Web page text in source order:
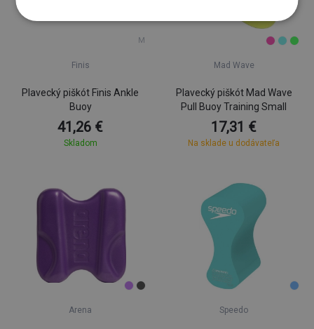
M
Finis
Plavecký piškót Finis Ankle
Buoy
41,26 €
Skladom
Mad Wave
Plavecký piškót Mad Wave
Pull Buoy Training Small
17,31 €
Na sklade u dodávateľa
Arena Speedo